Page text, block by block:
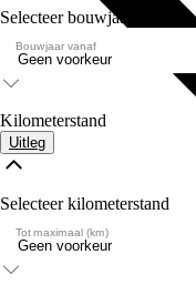
Selecteer bouwjaar
Bouwjaar vanaf
Kilometerstand
Uitleg
Selecteer kilometerstand
Tot maximaal (km)